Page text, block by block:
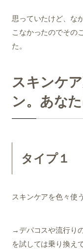
思っていたけど、な
こなかったのでその
た。
スキンケ
ン。あな
タイプ１
スキンケアを色々使
→デパコスや流行り
を試しては乗り換え